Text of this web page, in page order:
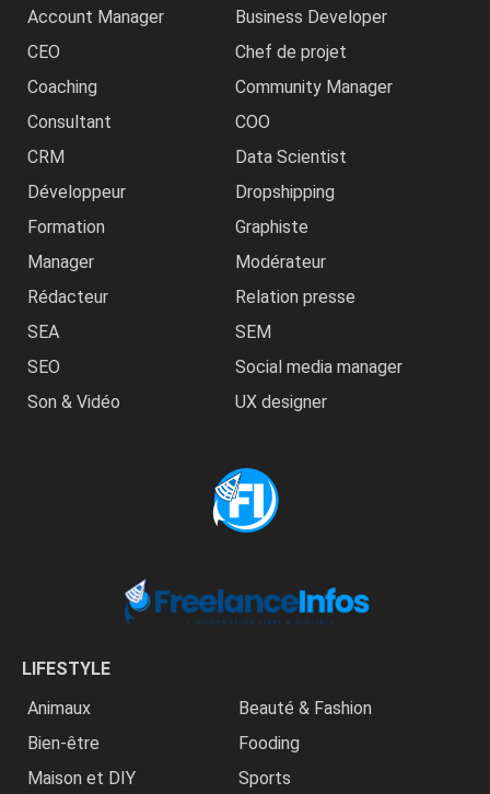
Account Manager
Business Developer
CEO
Chef de projet
Coaching
Community Manager
Consultant
COO
CRM
Data Scientist
Développeur
Dropshipping
Formation
Graphiste
Manager
Modérateur
Rédacteur
Relation presse
SEA
SEM
SEO
Social media manager
Son & Vidéo
UX designer
LIFESTYLE
Animaux
Beauté & Fashion
Bien-être
Fooding
Maison et DIY
Sports